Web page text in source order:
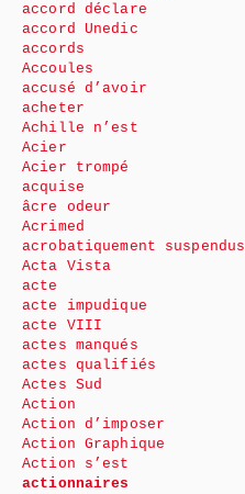
accord déclare
accord Unedic
accords
Accoules
accusé d’avoir
acheter
Achille n’est
Acier
Acier trompé
acquise
âcre odeur
Acrimed
acrobatiquement suspendus
Acta Vista
acte
acte impudique
acte VIII
actes manqués
actes qualifiés
Actes Sud
Action
Action d’imposer
Action Graphique
Action s’est
actionnaires